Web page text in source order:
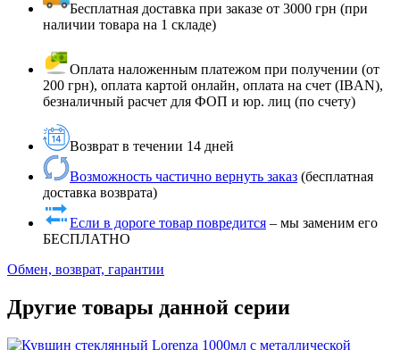
Бесплатная доставка при заказе от 3000 грн (при
наличии товара на 1 складе)
Оплата наложенным платежом при получении (от
200 грн), оплата картой онлайн, оплата на счет (IBAN),
безналичный расчет для ФОП и юр. лиц (по счету)
Возврат в течении 14 дней
Возможность частично вернуть заказ (бесплатная
доставка возврата)
Если в дороге товар повредится – мы заменим его
БЕСПЛАТНО
Обмен, возврат, гарантии
Другие товары данной серии